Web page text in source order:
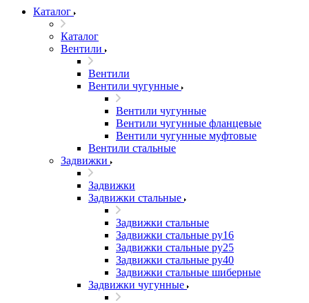
Каталог
Каталог
Вентили
Вентили
Вентили чугунные
Вентили чугунные
Вентили чугунные фланцевые
Вентили чугунные муфтовые
Вентили стальные
Задвижки
Задвижки
Задвижки стальные
Задвижки стальные
Задвижки стальные ру16
Задвижки стальные ру25
Задвижки стальные ру40
Задвижки стальные шиберные
Задвижки чугунные